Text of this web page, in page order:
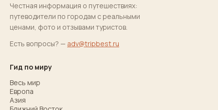
Честная информация о путешествиях:
путеводители по городам с реальными
ценами, фото и отзывами туристов.
Есть вопросы? — adv@tripbest.ru
Гид по миру
Весь мир
Европа
Азия